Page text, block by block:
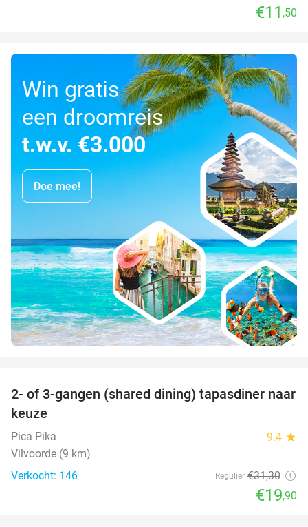
€11 ,50
Win gratis
een droomreis
t.w.v. €3.000
Doe mee!
36%
2- of 3-gangen (shared dining) tapasdiner naar
keuze
Pica Pika 9.4 star
Vilvoorde (9 km)
Verkocht: 146
Regulier €31,30
€19,90